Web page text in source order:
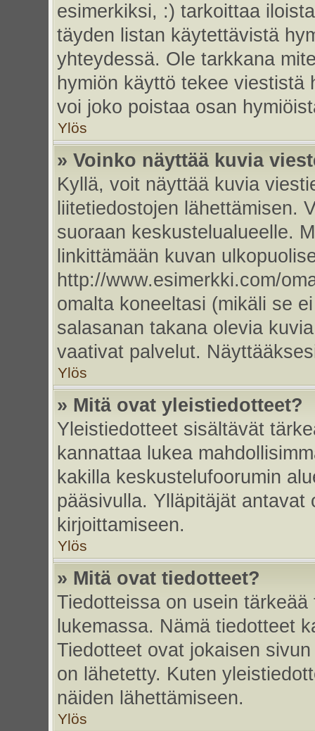
esimerkiksi, :) tarkoittaa
täyden listan käytettävistä
yhteydessä. Ole tarkkana
hymiön käyttö tekee viestistä
voi joko poistaa osan
Ylös
» Voinko näyttää kuvia
Kyllä, voit näyttää kuvia
liitetiedostojen lähettämisen.
suoraan keskustelualueelle.
linkittämään kuvan
http://www.esimerkki.com/
omalta koneeltasi (mikäli se
salasanan takana olevia
vaativat palvelut.
Ylös
» Mitä ovat yleistiedotteet?
Yleistiedotteet sisältävät
kannattaa lukea
kakilla keskustelufoorumin
pääsivulla. Ylläpitäjät antavat
kirjoittamiseen.
Ylös
» Mitä ovat tiedotteet?
Tiedotteissa on usein
lukemassa. Nämä tiedotteet
Tiedotteet ovat jokaisen
on lähetetty. Kuten
näiden lähettämiseen.
Ylös